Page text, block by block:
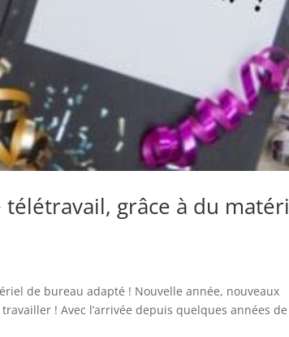
grâce à du
de bureau adapté ! Nouvelle année, nouveaux
! Avec l’arrivée depuis quelques années de